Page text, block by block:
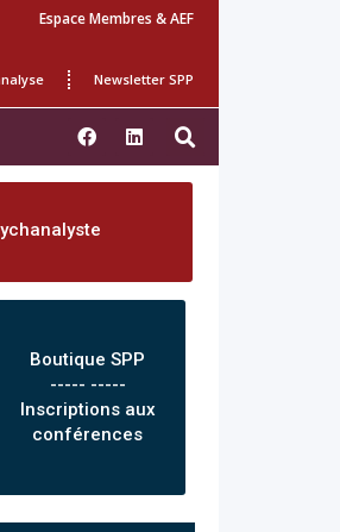
Espace Membres & AEF
Newsletter SPP
Boutique SPP
----- -----
Inscriptions aux
conférences